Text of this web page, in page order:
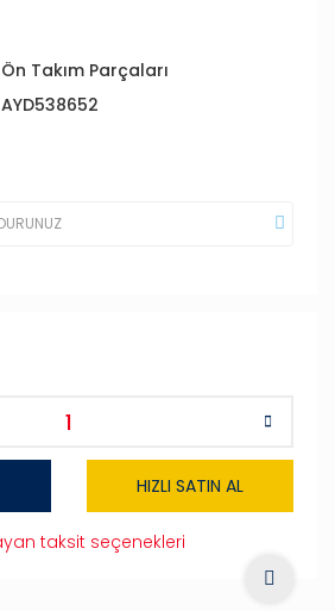
Ön Takım Parçaları
AYD538652
HIZLI SATIN AL
taksit seçenekleri